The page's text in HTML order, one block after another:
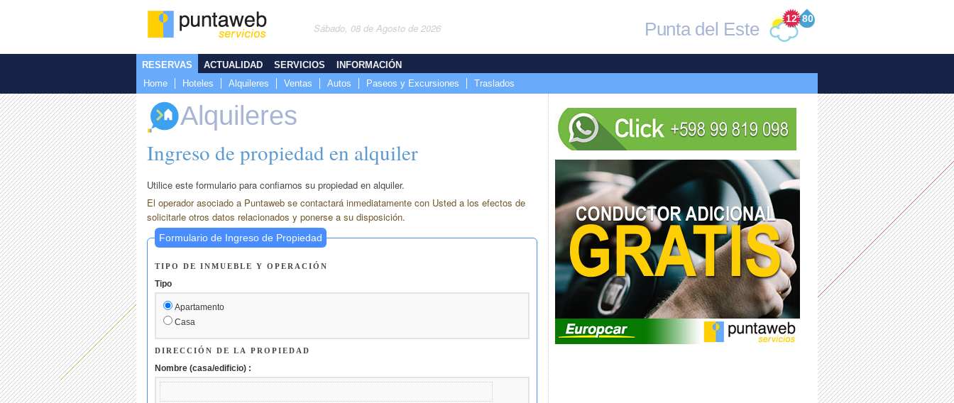
Sábado, 08 de Agosto de 2026
80
12°
Punta del Este
RESERVAS
Home
Hoteles Alquileres Ventas Autos Paseos y Excursiones Traslados
ACTUALIDAD SERVICIOS INFORMACIÓN
Alquileres
Ingreso de propiedad en alquiler
Utilice este formulario para confiarnos su propiedad en alquiler.
El operador asociado a Puntaweb se contactará inmediatamente con Usted a los efectos de
solicitarle otros datos relacionados y ponerse a su disposición.
Formulario de Ingreso de Propiedad
TIPO DE INMUEBLE Y OPERACIÓN
Tipo
Apartamento
Casa
DIRECCIÓN DE LA PROPIEDAD
Nombre (casa/edificio) :